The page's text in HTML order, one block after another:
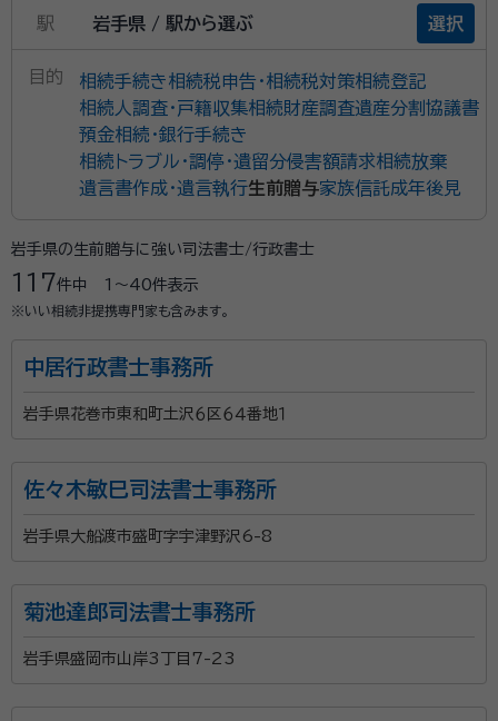
駅 岩手県 / 駅から選ぶ 選択
目的 相続手続き相続税申告・相続税対策相続登記
相続人調査・戸籍収集相続財産調査遺産分割協議書
預金相続・銀行手続き
相続トラブル・調停・遺留分侵害額請求相続放棄
遺言書作成・遺言執行生前贈与家族信託成年後見
岩手県の生前贈与に強い司法書士/行政書士
117件中 1〜40件表示
※いい相続非提携専門家も含みます。
中居行政書士事務所
岩手県花巻市東和町土沢６区６４番地１
佐々木敏巳司法書士事務所
岩手県大船渡市盛町字宇津野沢6-8
菊池達郎司法書士事務所
岩手県盛岡市山岸3丁目7-23